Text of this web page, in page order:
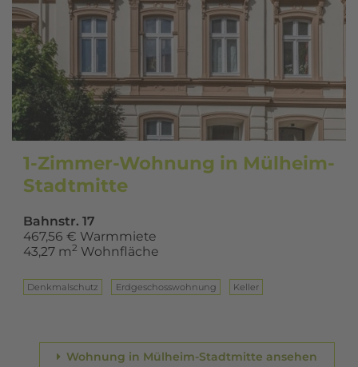
1-Zimmer-Wohnung in Mülheim-
Stadtmitte
Bahnstr. 17
467,56 € Warmmiete
43,27 m2 Wohnfläche
Denkmalschutz Erd­ge­schoss­woh­nung Keller
Wohnung in Mülheim-Stadtmitte ansehen